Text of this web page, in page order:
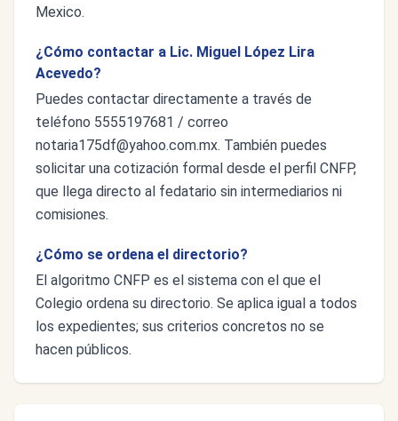
Mexico.
¿Cómo contactar a Lic. Miguel López Lira
Acevedo?
Puedes contactar directamente a través de
teléfono 5555197681 / correo
notaria175df@yahoo.com.mx. También puedes
solicitar una cotización formal desde el perfil CNFP,
que llega directo al fedatario sin intermediarios ni
comisiones.
¿Cómo se ordena el directorio?
El algoritmo CNFP es el sistema con el que el
Colegio ordena su directorio. Se aplica igual a todos
los expedientes; sus criterios concretos no se
hacen públicos.